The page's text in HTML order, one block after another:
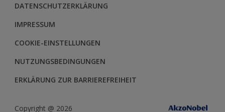
HERBOL WERBEMITTELSHOP
SCHULUNGEN
DATENSCHUTZERKLÄRUNG
IMPRESSUM
COOKIE-EINSTELLUNGEN
NUTZUNGSBEDINGUNGEN
ERKLÄRUNG ZUR BARRIEREFREIHEIT
Copyright @ 2026